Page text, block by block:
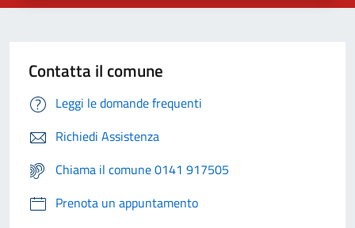
Contatta il comune
Leggi le domande frequenti
Richiedi Assistenza
Chiama il comune 0141 917505
Prenota un appuntamento